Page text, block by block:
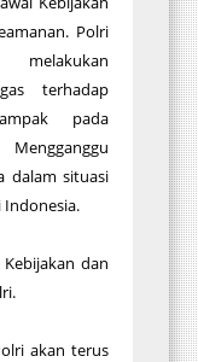
Polri
terhadap
pada
dalam situasi
Indonesia.
dan
akan terus